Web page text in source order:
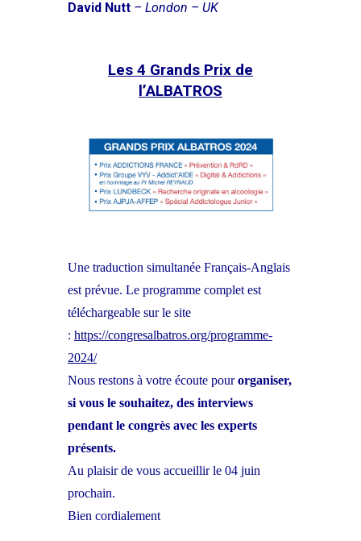
David Nutt – London – UK
Les 4 Grands Prix de
l’ALBATROS
Une traduction simultanée Français-Anglais
est prévue. Le programme complet est
téléchargeable sur le site
: https://congresalbatros.org/programme-
2024/
Nous restons à votre écoute pourorganiser,
si vous le souhaitez, des interviews
pendant le congrès avec les experts
présents.
Au plaisir de vous accueillir le 04 juin
prochain.
Bien cordialement